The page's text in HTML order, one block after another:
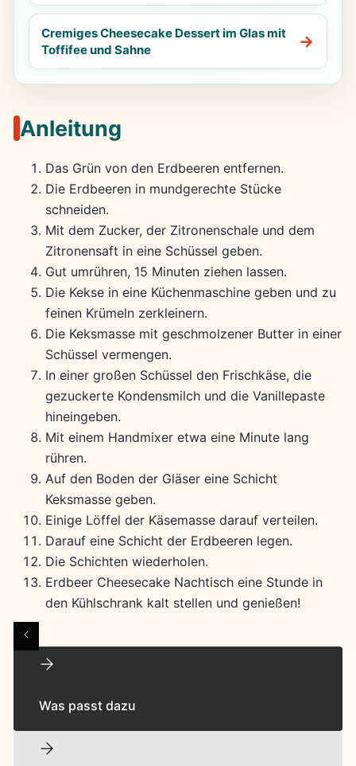
Cremiges Cheesecake Dessert im Glas mit
Toffifee und Sahne
Anleitung
Das Grün von den Erdbeeren entfernen.
Die Erdbeeren in mundgerechte Stücke
schneiden.
Mit dem Zucker, der Zitronenschale und dem
Zitronensaft in eine Schüssel geben.
Gut umrühren, 15 Minuten ziehen lassen.
Die Kekse in eine Küchenmaschine geben und zu
feinen Krümeln zerkleinern.
Die Keksmasse mit geschmolzener Butter in einer
Schüssel vermengen.
In einer großen Schüssel den Frischkäse, die
gezuckerte Kondensmilch und die Vanillepaste
hineingeben.
Mit einem Handmixer etwa eine Minute lang
rühren.
Auf den Boden der Gläser eine Schicht
Keksmasse geben.
Einige Löffel der Käsemasse darauf verteilen.
Darauf eine Schicht der Erdbeeren legen.
Die Schichten wiederholen.
Erdbeer Cheesecake Nachtisch eine Stunde in
den Kühlschrank kalt stellen und genießen!
Was passt dazu